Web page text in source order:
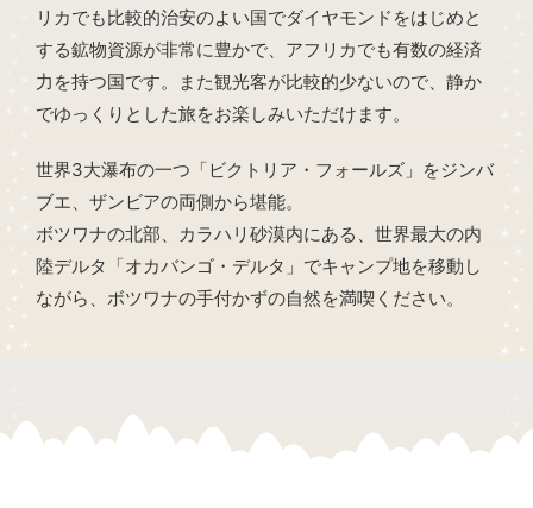
リカでも比較的治安のよい国でダイヤモンドをはじめと
する鉱物資源が非常に豊かで、アフリカでも有数の経済
力を持つ国です。また観光客が比較的少ないので、静か
でゆっくりとした旅をお楽しみいただけます。
世界3大瀑布の一つ「ビクトリア・フォールズ」をジンバ
ブエ、ザンビアの両側から堪能。
ボツワナの北部、カラハリ砂漠内にある、世界最大の内
陸デルタ「オカバンゴ・デルタ」でキャンプ地を移動し
ながら、ボツワナの手付かずの自然を満喫ください。